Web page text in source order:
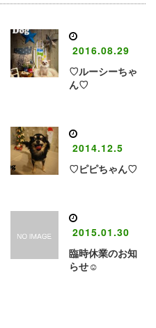
2016.08.29
♡ルーシーちゃ
ん♡
2014.12.5
♡ピピちゃん♡
2015.01.30
臨時休業のお知
らせ☺